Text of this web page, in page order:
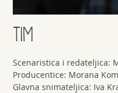
TIM
Scenaristica i redateljica:
Producentice: Morana
Glavna snimateljica: Iva